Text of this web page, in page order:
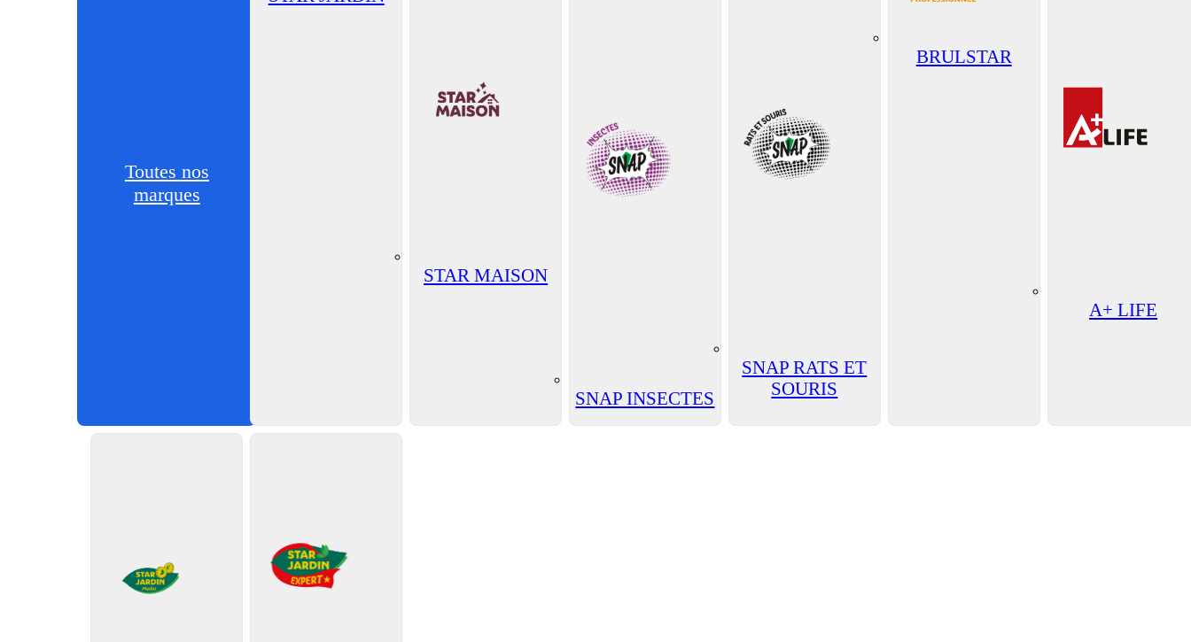
Toutes nos
marques
STAR MAISON
SNAP INSECTES
SNAP RATS ET
SOURIS
BRULSTAR
A+ LIFE